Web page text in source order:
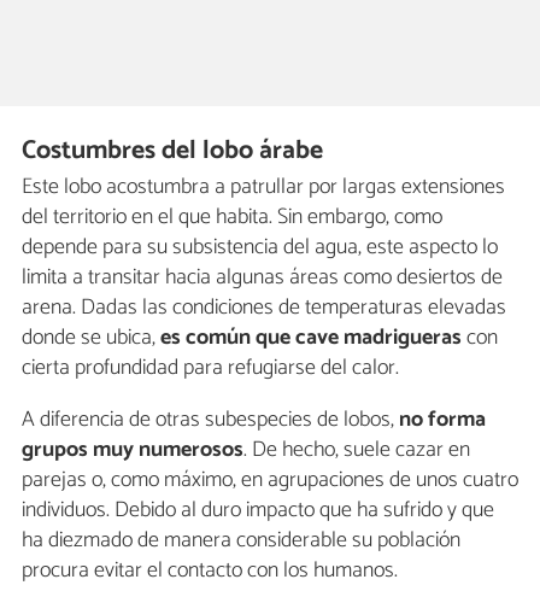
Costumbres del lobo árabe
Este lobo acostumbra a patrullar por largas extensiones
del territorio en el que habita. Sin embargo, como
depende para su subsistencia del agua, este aspecto lo
limita a transitar hacia algunas áreas como desiertos de
arena. Dadas las condiciones de temperaturas elevadas
donde se ubica,es común quecave madriguerascon
cierta profundidad para refugiarse del calor.
A diferencia de otras subespecies de lobos,no forma
grupos muy numerosos. De hecho, suele cazar en
parejas o, como máximo, en agrupaciones de unos cuatro
individuos. Debido al duro impacto que ha sufrido y que
ha diezmado de manera considerable su población
procura evitar el contacto con los humanos.